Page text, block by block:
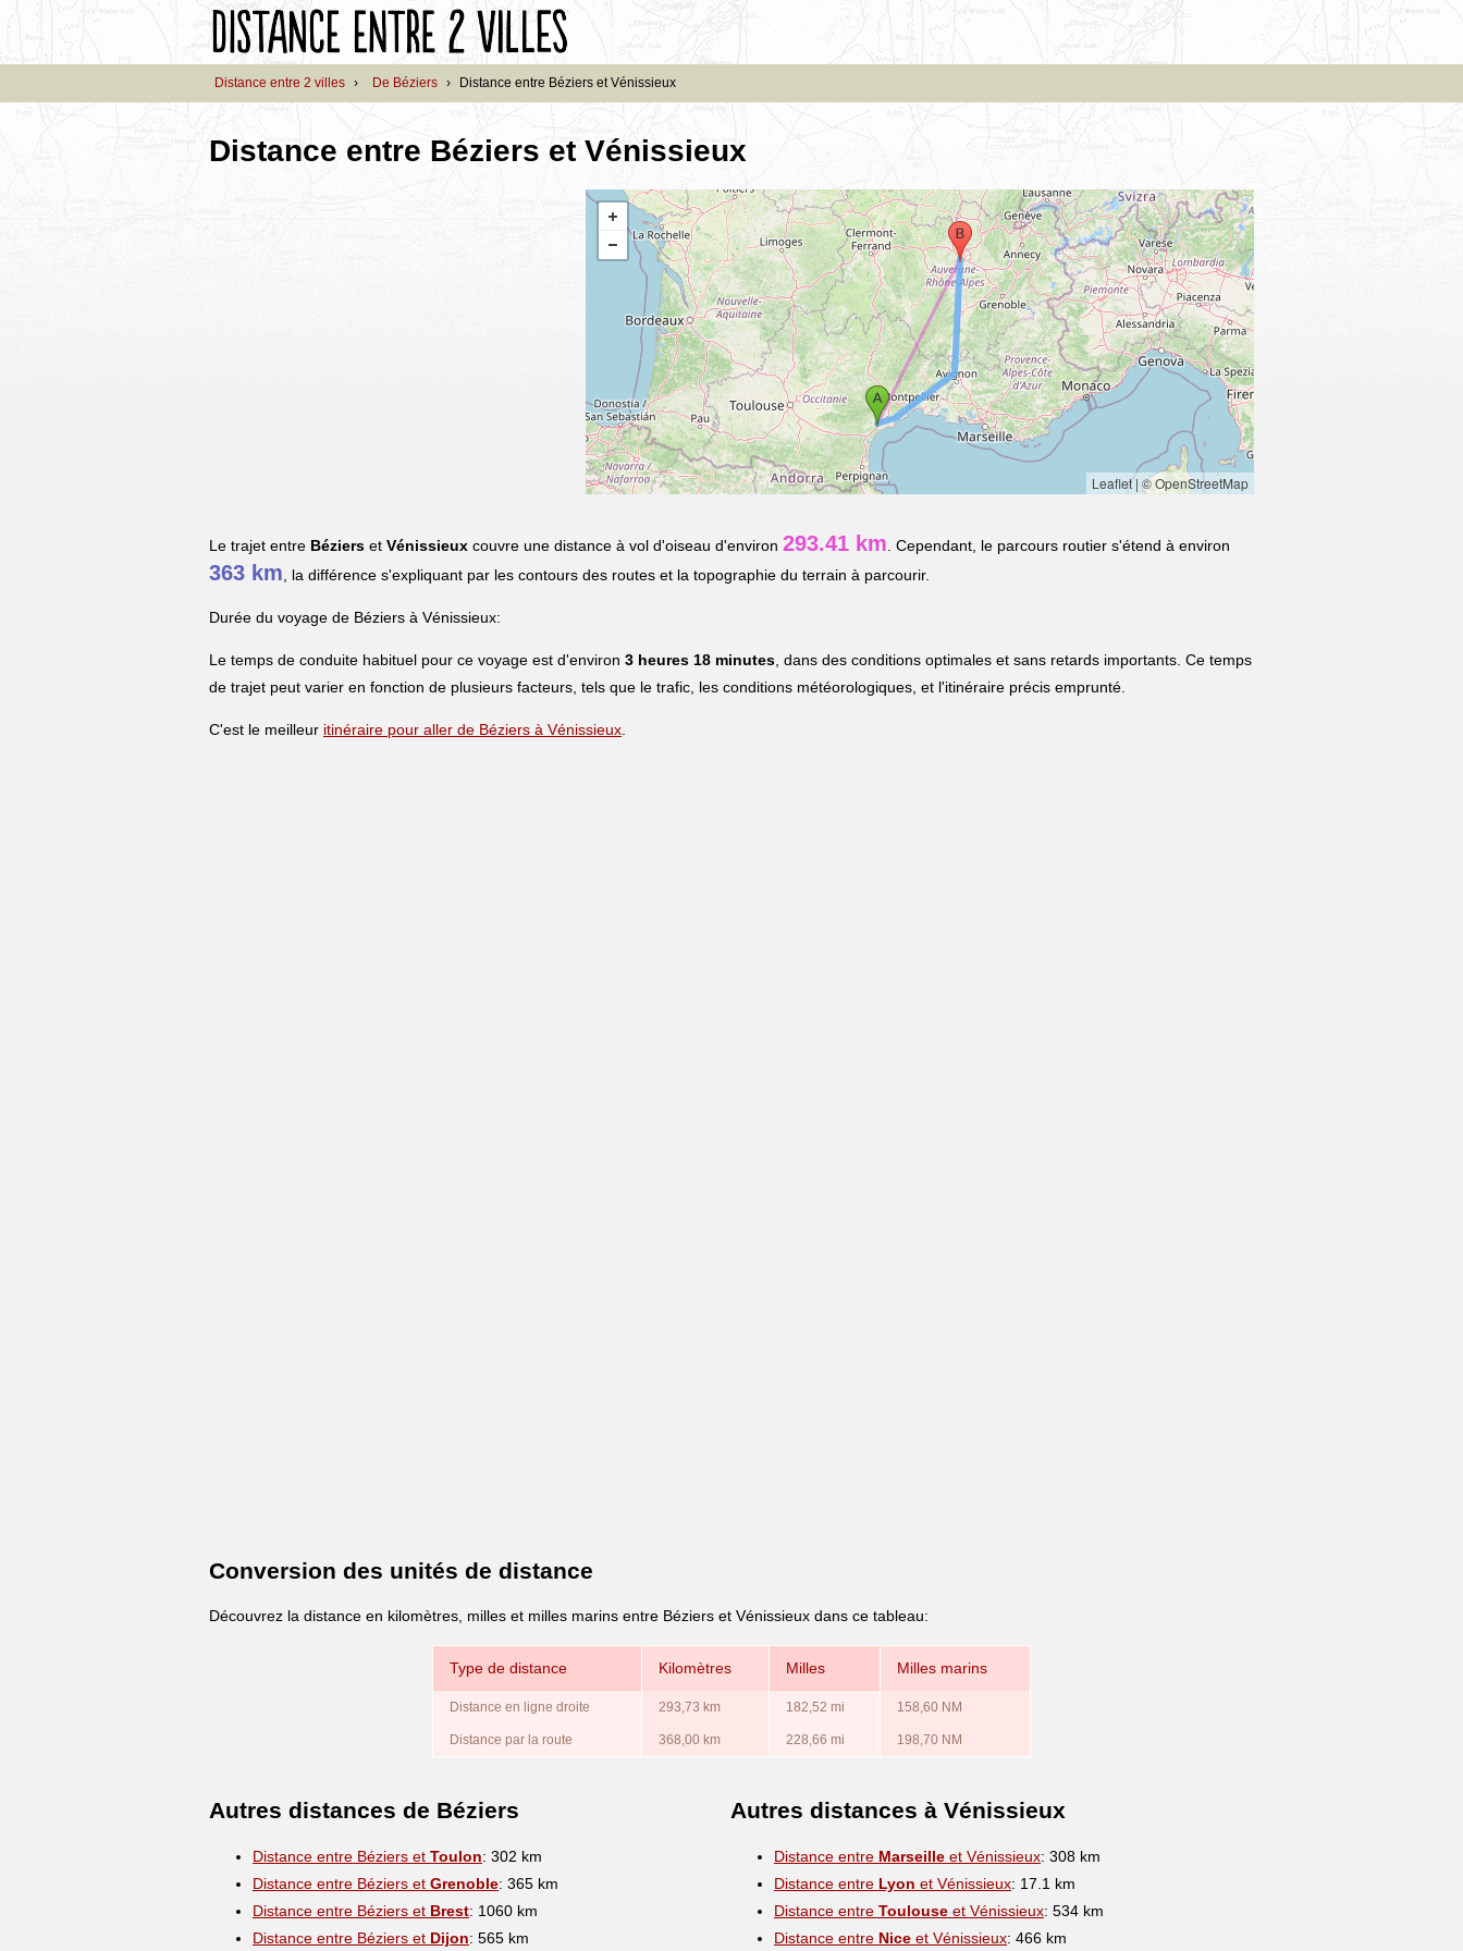
Distance entre 2 villes › De Béziers › Distance entre Béziers et Vénissieux
Distance entre Béziers et Vénissieux
Leaflet| © OpenStreetMap
Le trajet entre Béziers et Vénissieux couvre une distance à vol d'oiseau d'environ 293.41 km . Cependant, le parcours routier s'étend à environ
363 km , la différence s'expliquant par les contours des routes et la topographie du terrain à parcourir.
Durée du voyage de Béziers à Vénissieux:
Le temps de conduite habituel pour ce voyage est d'environ 3 heures 18 minutes , dans des conditions optimales et sans retards importants. Ce temps
de trajet peut varier en fonction de plusieurs facteurs, tels que le trafic, les conditions météorologiques, et l'itinéraire précis emprunté.
C'est le meilleur itinéraire pour aller de Béziers à Vénissieux
Conversion des unités de distance
Découvrez la distance en kilomètres, milles et milles marins entre Béziers et Vénissieux dans ce tableau:
Type de distance Kilomètres Milles Milles marins
Distance en ligne droite 293,73 km 182,52 mi 158,60 NM
Distance par la route 368,00 km 228,66 mi 198,70 NM
Autres distances de Béziers
Distance entre Béziers et Toulon: 302 km
Distance entre Béziers et Grenoble: 365 km
Distance entre Béziers et Brest: 1060 km
Distance entre Béziers et Dijon: 565 km
Autres distances à Vénissieux
Distance entre Marseille et Vénissieux: 308 km
Distance entre Lyon et Vénissieux: 17.1 km
Distance entre Toulouse et Vénissieux: 534 km
Distance entre Nice et Vénissieux: 466 km